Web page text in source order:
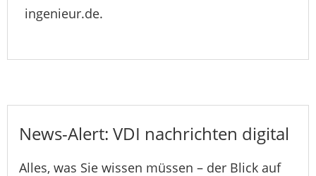
ingenieur.de.
News-Alert: VDI nachrichten digital
Alles, was Sie wissen müssen – der Blick auf